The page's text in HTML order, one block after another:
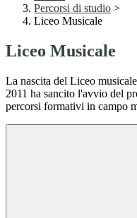
Percorsi di studio >
Liceo Musicale
Liceo Musicale
La nascita del Liceo
2011 ha sancito l'avvio del
percorsi formativi in campo